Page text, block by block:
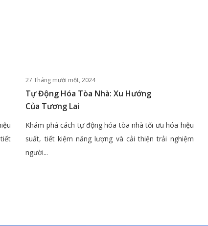
27 Tháng mười một, 2024
Tự Động Hóa Tòa Nhà: Xu Hướng
Của Tương Lai
Khám phá cách tự động hóa tòa nhà tối ưu hóa hiệu
suất, tiết kiệm năng lượng và cải thiện trải nghiệm
người...